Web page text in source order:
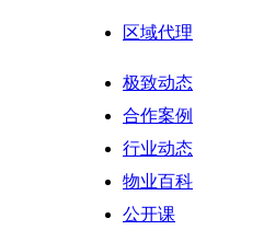
增值运营
区域代理
极致动态
合作案例
行业动态
物业百科
公开课